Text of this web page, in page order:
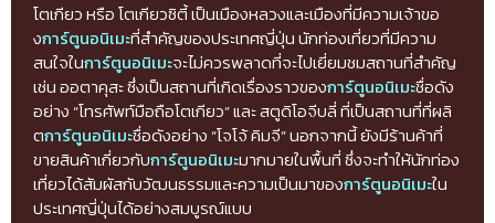
โตเกียว หรือ โตเกียวซิตี้ เป็นเมืองหลวงและเมืองที่มีความเจ้าขอ
งการ์ตูนอนิเมะที่สำคัญของประเทศญี่ปุ่น นักท่องเที่ยวที่มีความ
สนใจในการ์ตูนอนิเมะจะไม่ควรพลาดที่จะไปเยี่ยมชมสถานที่สำคัญ
เช่น ออตาคุสะ ซึ่งเป็นสถานที่เกิดเรื่องราวของการ์ตูนอนิเมะชื่อดัง
อย่าง “โทรศัพท์มือถือโตเกียว” และ สตูดิโอจีบลี่ ที่เป็นสถานที่ที่ผลิ
ตการ์ตูนอนิเมะชื่อดังอย่าง “โจโจ้ คิมจี” นอกจากนี้ ยังมีร้านค้าที่
ขายสินค้าเกี่ยวกับการ์ตูนอนิเมะมากมายในพื้นที่ ซึ่งจะทำให้นักท่อง
เที่ยวได้สัมผัสกับวัฒนธรรมและความเป็นมาของการ์ตูนอนิเมะใน
ประเทศญี่ปุ่นได้อย่างสมบูรณ์แบบ